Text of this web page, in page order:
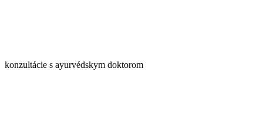
konzultácie s ayurvédskym doktorom